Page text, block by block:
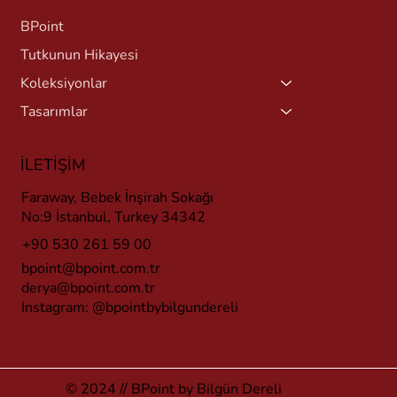
BPoint
Tutkunun Hikayesi
Koleksiyonlar
Tasarımlar
İLETİŞİM
Faraway, Bebek İnşirah Sokağı
No:9 İstanbul, Turkey 34342
+90 530 261 59 00
bpoint@bpoint.com.tr
derya@bpoint.com.tr
Instagram: @bpointbybilgundereli
© 2024 // BPoint by Bilgün Dereli